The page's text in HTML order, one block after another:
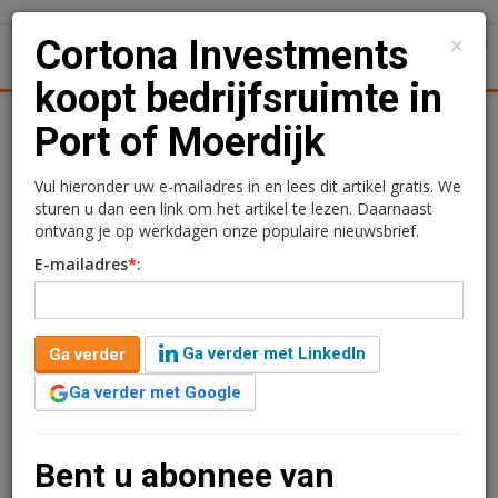
Juridisch | Fiscaal Transacties
Cortona Investments
koopt bedrijfsruimte in
Port of Moerdijk
Redactie
27 mei 2026 om 09:09
1 minuut leestijd
Cortona Investments heeft een logistiek gebouw in
verworven van Nord Cargo Moerdijk, onderdeel van
×
Cortona Investments
koopt bedrijfsruimte in
Port of Moerdijk
Vul hieronder uw e-mailadres in en lees dit artikel gratis. We
sturen u dan een link om het artikel te lezen. Daarnaast
ontvang je op werkdagen onze populaire nieuwsbrief.
E-mailadres*:
Ga verder
Ga verder met LinkedIn
Ga verder met Google
Bent u abonnee van